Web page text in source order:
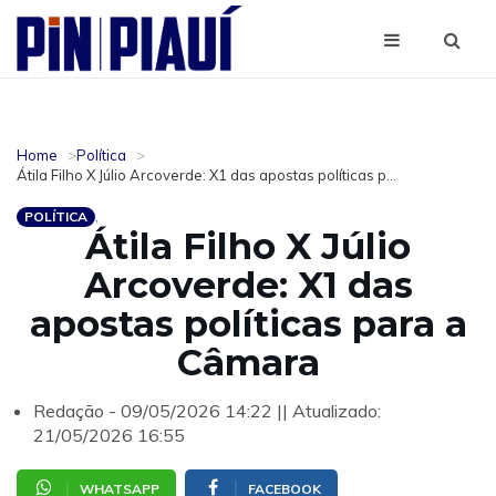
Home
Política
Átila Filho X Júlio Arcoverde: X1 das apostas políticas p...
POLÍTICA
Átila Filho X Júlio
Arcoverde: X1 das
apostas políticas para a
Câmara
Redação - 09/05/2026 14:22 || Atualizado:
21/05/2026 16:55
WHATSAPP FACEBOOK